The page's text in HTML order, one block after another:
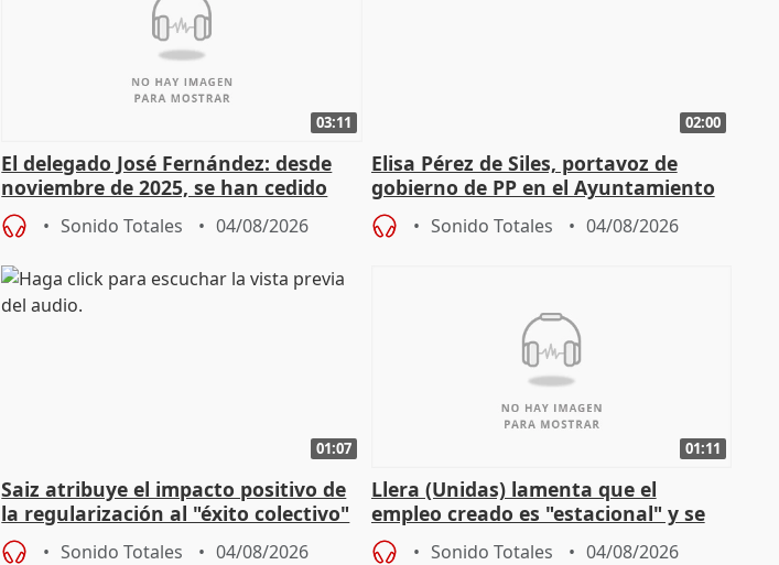
03:11
El delegado José Fernández: desde
noviembre de 2025, se han cedido
9.810 ayudas por nacimiento
Sonido Totales 04/08/2026
02:00
Elisa Pérez de Siles, portavoz de
gobierno de PP en el Ayuntamiento
de Málaga, deja la política
Sonido Totales 04/08/2026
01:07
Saiz atribuye el impacto positivo de
la regularización al "éxito colectivo"
del Gobierno
Sonido Totales 04/08/2026
01:11
Llera (Unidas) lamenta que el
empleo creado es "estacional" y se
"esfumará" al acabar el verano
Sonido Totales 04/08/2026